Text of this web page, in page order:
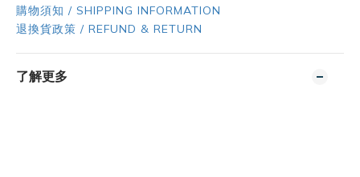
購物須知 / SHIPPING INFORMATION
退換貨政策 / REFUND & RETURN
了解更多